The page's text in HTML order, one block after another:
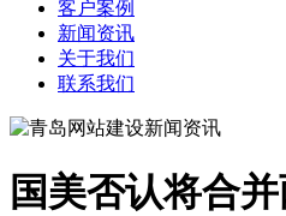
客户案例
新闻资讯
关于我们
联系我们
国美否认将合